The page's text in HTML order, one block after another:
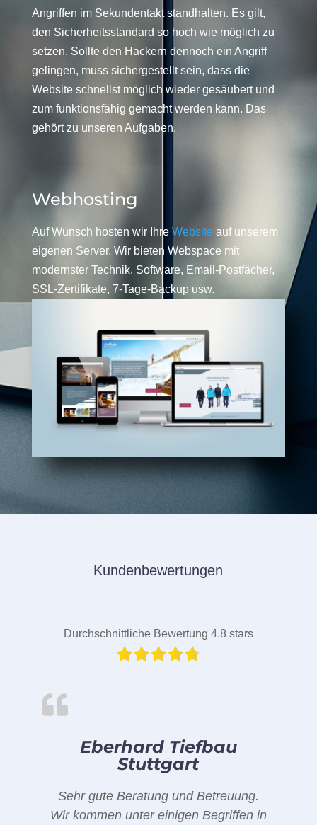
Angriffen im Sekundentakt standhalten. Es gilt,
den Sicherheitsstandard so hoch wie möglich zu
setzen. Sollte den Hackern dennoch ein Angriff
gelingen, muss sichergestellt sein, dass die
Website schnellst möglich wieder gesäubert und
zum funktionsfähig gemacht werden kann. Das
gehört zu unseren Aufgaben.
Webhosting
Auf Wunsch hosten wir Ihre Website auf unserem
eigenen Server. Wir bieten Webspace mit
modernster Technik, Software, Email-Postfächer,
SSL-Zertifikate, 7-Tage-Backup usw.
Kundenbewertungen
Durchschnittliche Bewertung 4.8 stars
Eberhard Tiefbau
Stuttgart
Sehr gute Beratung und Betreuung.
Wir kommen unter einigen Begriffen in